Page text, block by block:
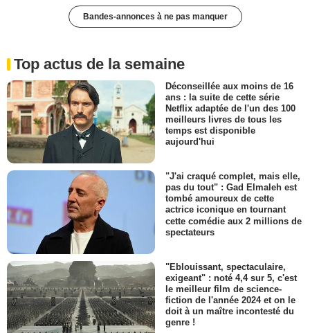
Bandes-annonces à ne pas manquer
Top actus de la semaine
Déconseillée aux moins de 16
ans : la suite de cette série
Netflix adaptée de l'un des 100
meilleurs livres de tous les
temps est disponible
aujourd'hui
"J'ai craqué complet, mais elle,
pas du tout" : Gad Elmaleh est
tombé amoureux de cette
actrice iconique en tournant
cette comédie aux 2 millions de
spectateurs
"Eblouissant, spectaculaire,
exigeant" : noté 4,4 sur 5, c'est
le meilleur film de science-
fiction de l'année 2024 et on le
doit à un maître incontesté du
genre !